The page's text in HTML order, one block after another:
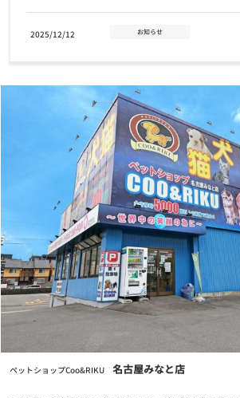
2025/12/12 お知らせ
お知らせ
2026年クーリクカレンダー全国の店舗にて無料配布
お知らせ
【12/2(火)まで】クリスマスケーキ・おせちご予約受
2025/07/17 お知らせ
7/24(木)営業時間変更のお知らせ
2025/07/01 お知らせ
7月1日(火) GRAND OPENING！奈良富雄南店
2024/11/12 お知らせ
【重要なお知らせ】クレジットカード情報最新化の再
ペットショップCoo&RIKU 名古屋みなと店